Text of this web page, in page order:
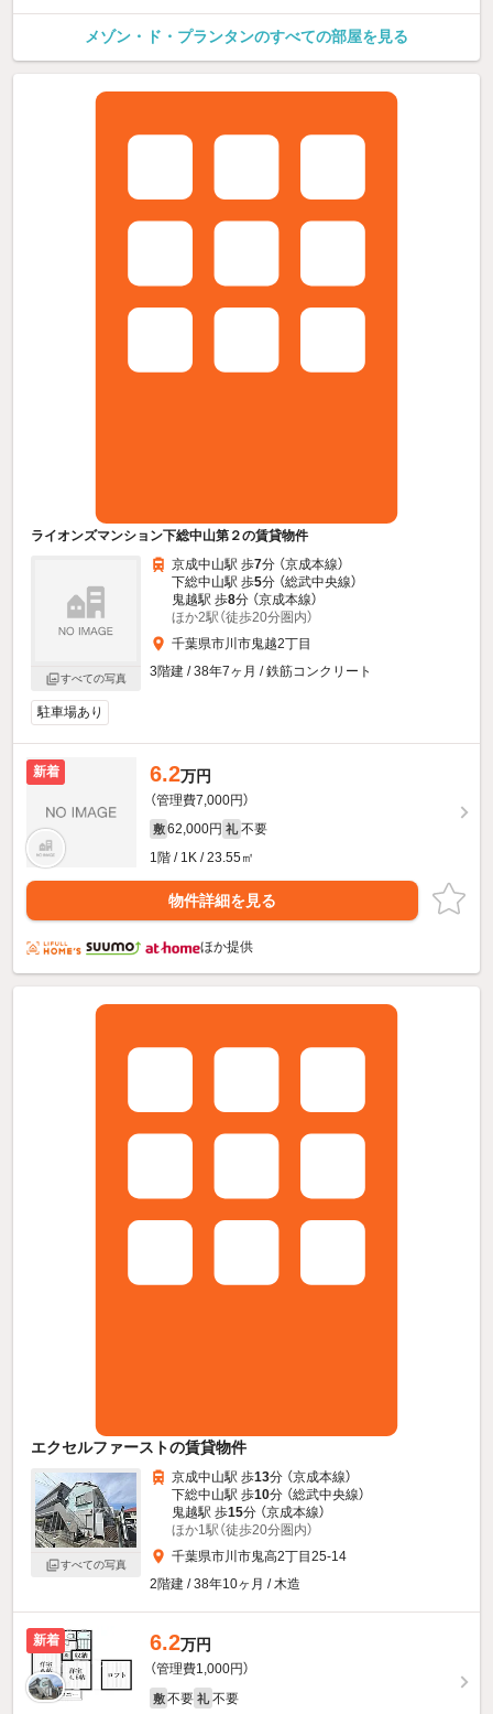
メゾン・ド・プランタンのすべての部屋を見る
ライオンズマンション下総中山第２の賃貸物件
すべての写真
京成中山駅 歩7分 （京成本線）
下総中山駅 歩5分 （総武中央線）
鬼越駅 歩8分 （京成本線）
ほか2駅（徒歩20分圏内）
千葉県市川市鬼越2丁目
3階建 / 38年7ヶ月 / 鉄筋コンクリート
駐車場あり
新着 6.2万円
（管理費7,000円）
敷 62,000円 礼 不要
1階 / 1K / 23.55㎡
物件詳細を見る
ほか提供
エクセルファーストの賃貸物件
すべての写真
京成中山駅 歩13分 （京成本線）
下総中山駅 歩10分 （総武中央線）
鬼越駅 歩15分 （京成本線）
ほか1駅（徒歩20分圏内）
千葉県市川市鬼高2丁目25-14
2階建 / 38年10ヶ月 / 木造
新着 6.2万円
（管理費1,000円）
敷 不要 礼 不要